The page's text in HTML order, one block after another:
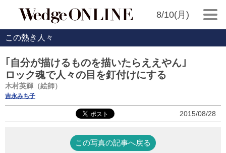
8/10(月)
この熱き人々
｢自分が描けるものを描いたらええやん｣
ロック魂で人々の目を釘付けにする
木村英輝（絵師）
吉永みち子
2015/08/28
この写真の記事へ戻る